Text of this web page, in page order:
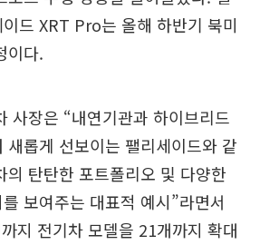
드 XRT Pro는 올해 하반기 북미
이다.
사장은 “내연기관과 하이브리드
새롭게 선보이는 팰리세이드와 같
의 탄탄한 포트폴리오 및 다양한
보여주는 대표적 예시”라면서
지 전기차 모델을 21개까지 확대